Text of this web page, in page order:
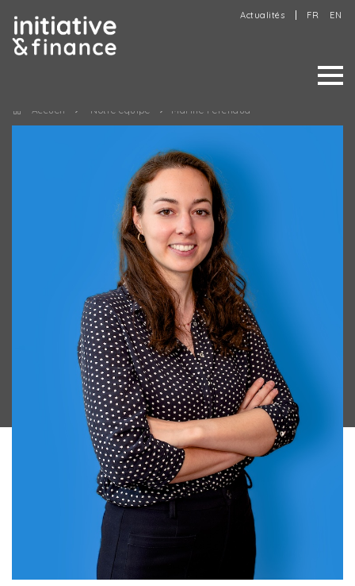
Actualités FR EN
Accueil Notre équipe Marine Ferchaud